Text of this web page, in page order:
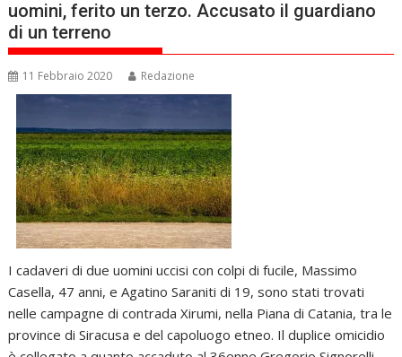
uomini, ferito un terzo. Accusato il guardiano
di un terreno
11 Febbraio 2020 Redazione
I cadaveri di due uomini uccisi con colpi di fucile, Massimo
Casella, 47 anni, e Agatino Saraniti di 19, sono stati trovati
nelle campagne di contrada Xirumi, nella Piana di Catania, tra le
province di Siracusa e del capoluogo etneo. Il duplice omicidio